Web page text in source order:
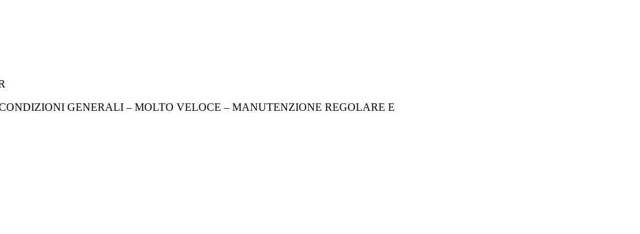
GENERALI – MOLTO VELOCE – MANUTENZIONE REGOLARE E